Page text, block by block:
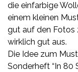
die einfarbige
einem kleinen
gut auf den Fotos
wirklich gut aus.
Die Idee zum
Sonderheft “In 80